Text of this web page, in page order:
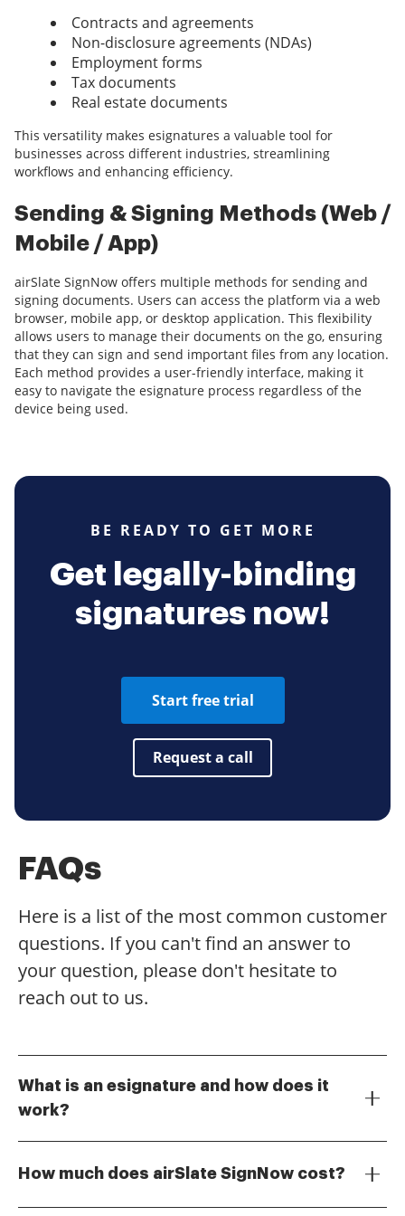
Contracts and agreements
Non-disclosure agreements (NDAs)
Employment forms
Tax documents
Real estate documents
This versatility makes esignatures a valuable tool for
businesses across different industries, streamlining
workflows and enhancing efficiency.
Sending & Signing Methods (Web /
Mobile / App)
airSlate SignNow offers multiple methods for sending and
signing documents. Users can access the platform via a web
browser, mobile app, or desktop application. This flexibility
allows users to manage their documents on the go, ensuring
that they can sign and send important files from any location.
Each method provides a user-friendly interface, making it
easy to navigate the esignature process regardless of the
device being used.
BE READY TO GET MORE
Get legally-binding
signatures now!
Start free trial
Request a call
FAQs
Here is a list of the most common customer
questions. If you can't find an answer to
your question, please don't hesitate to
reach out to us.
What is an esignature and how does it
work?
airSlate SignNow, users can easily create, send, and
How much does airSlate SignNow cost?